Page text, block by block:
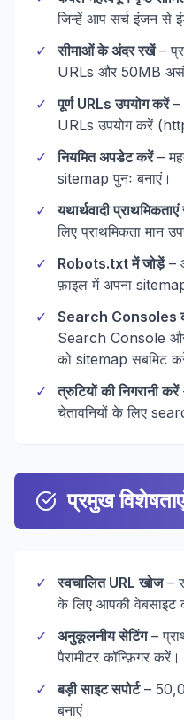
जिन्हें आप सर्च इंजन से
✓
सीमाओं के अंदर रखें–
URLs और 50MB
✓
पूर्ण URLs उपयोग करें–
URLs उपयोग करें
✓
नियमित अपडेट करें–
sitemap पुनः बनाएं।
✓
यथार्थवादी
लिए प्राथमिकता मान
✓
Robots.txt में जोड़ें–
फ़ाइल में अपना
✓
Search Consoles
Search Console
को sitemap सबमिट
✓
त्रुटियों की निगरानी करें
चेतावनियों के लिए
प्रमुख विशेषताएं
✓ स्वचालित URL खोज–
के लिए आपकी वेबसाइट
✓
अनुकूलनीय सेटिंग–
पैरामीटर कॉन्फ़िगर करें।
✓
बड़ी साइट सपोर्ट–
बनाएं।